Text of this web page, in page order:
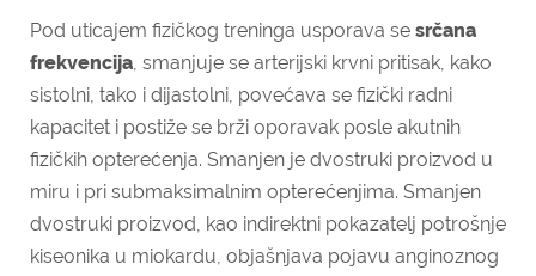
Pod uticajem fizičkog treninga usporava se srčana
frekvencija, smanjuje se arterijski krvni pritisak, kako
sistolni, tako i dijastolni, povećava se fizički radni
kapacitet i postiže se brži oporavak posle akutnih
fizičkih opterećenja. Smanjen je dvostruki proizvod u
miru i pri submaksimalnim opterećenjima. Smanjen
dvostruki proizvod, kao indirektni pokazatelj potrošnje
kiseonika u miokardu, objašnjava pojavu anginoznog